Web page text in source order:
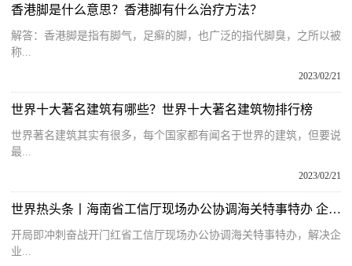
香港脚是什么意思？香港脚有什么治疗方法？
解答：香港脚是指有脚气，足癣的脚，也广泛的指代脚臭，之所以被
称...
2023/02/21
世界十大著名建筑有哪些？世界十大著名建筑物排行榜
世界著名建筑其实有很多，每个国家都有闻名于世界的建筑，但要说
最...
2023/02/21
世界热头条丨海南省工信厅现场办公协调海关特事特办 企业“燃眉之急”解决了
开局即冲刺奋战开门红省工信厅现场办公协调海关特事特办，解决企
业...